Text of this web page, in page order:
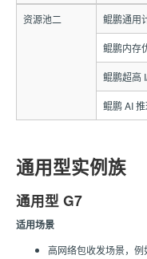
资源池二 鲲鹏通用
鲲鹏内存
鲲鹏超高
鲲鹏 AI
通用型实例族
通用型 G7
适用场景
高网络包收发场景，